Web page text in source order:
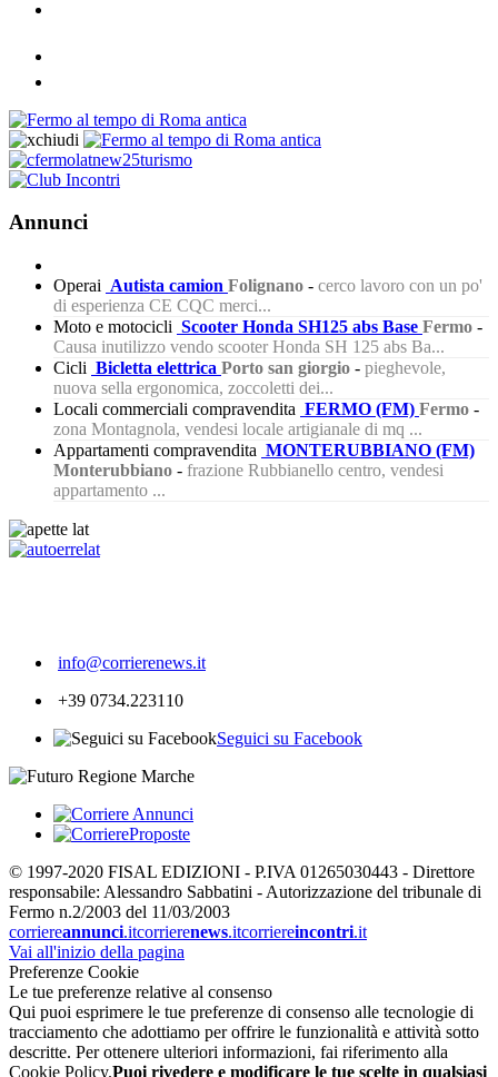
Annunci
Operai Autista camion Folignano - cerco lavoro con un po'
di esperienza CE CQC merci...
Moto e motocicli Scooter Honda SH125 abs Base Fermo -
Causa inutilizzo vendo scooter Honda SH 125 abs Ba...
Cicli Bicletta elettrica Porto san giorgio - pieghevole,
nuova sella ergonomica, zoccoletti dei...
Locali commerciali compravendita FERMO (FM) Fermo -
zona Montagnola, vendesi locale artigianale di mq ...
Appartamenti compravendita MONTERUBBIANO (FM)
Monterubbiano - frazione Rubbianello centro, vendesi
appartamento ...
info@corrierenews.it
+39 0734.223110
Seguici su Facebook
© 1997-2020 FISAL EDIZIONI - P.IVA 01265030443 - Direttore
responsabile: Alessandro Sabbatini - Autorizzazione del tribunale di
Fermo n.2/2003 del 11/03/2003
corriereannunci.itcorrierenews.itcorriereincontri.it
Vai all'inizio della pagina
Preferenze Cookie
Le tue preferenze relative al consenso
Qui puoi esprimere le tue preferenze di consenso alle tecnologie di
tracciamento che adottiamo per offrire le funzionalità e attività sotto
descritte. Per ottenere ulteriori informazioni, fai riferimento alla
Cookie Policy.Puoi rivedere e modificare le tue scelte in qualsiasi